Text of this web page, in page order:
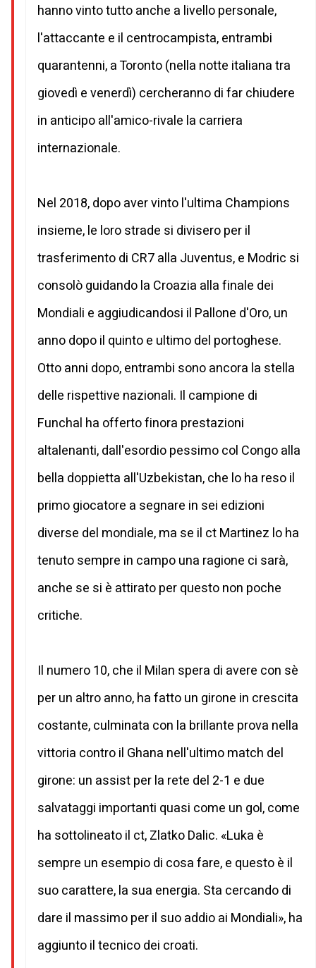
hanno vinto tutto anche a livello personale,
l'attaccante e il centrocampista, entrambi
quarantenni, a Toronto (nella notte italiana tra
giovedì e venerdì) cercheranno di far chiudere
in anticipo all'amico-rivale la carriera
internazionale.
Nel 2018, dopo aver vinto l'ultima Champions
insieme, le loro strade si divisero per il
trasferimento di CR7 alla Juventus, e Modric si
consolò guidando la Croazia alla finale dei
Mondiali e aggiudicandosi il Pallone d'Oro, un
anno dopo il quinto e ultimo del portoghese.
Otto anni dopo, entrambi sono ancora la stella
delle rispettive nazionali. Il campione di
Funchal ha offerto finora prestazioni
altalenanti, dall'esordio pessimo col Congo alla
bella doppietta all'Uzbekistan, che lo ha reso il
primo giocatore a segnare in sei edizioni
diverse del mondiale, ma se il ct Martinez lo ha
tenuto sempre in campo una ragione ci sarà,
anche se si è attirato per questo non poche
critiche.
Il numero 10, che il Milan spera di avere con sè
per un altro anno, ha fatto un girone in crescita
costante, culminata con la brillante prova nella
vittoria contro il Ghana nell'ultimo match del
girone: un assist per la rete del 2-1 e due
salvataggi importanti quasi come un gol, come
ha sottolineato il ct, Zlatko Dalic. «Luka è
sempre un esempio di cosa fare, e questo è il
suo carattere, la sua energia. Sta cercando di
dare il massimo per il suo addio ai Mondiali», ha
aggiunto il tecnico dei croati.